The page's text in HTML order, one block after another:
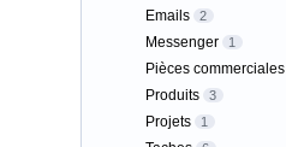
Emails 2
Messenger 1
Pièces commerciales
Produits 3
Projets 1